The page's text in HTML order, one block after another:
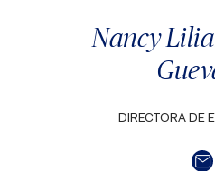
Nancy
DIRECTORA DE